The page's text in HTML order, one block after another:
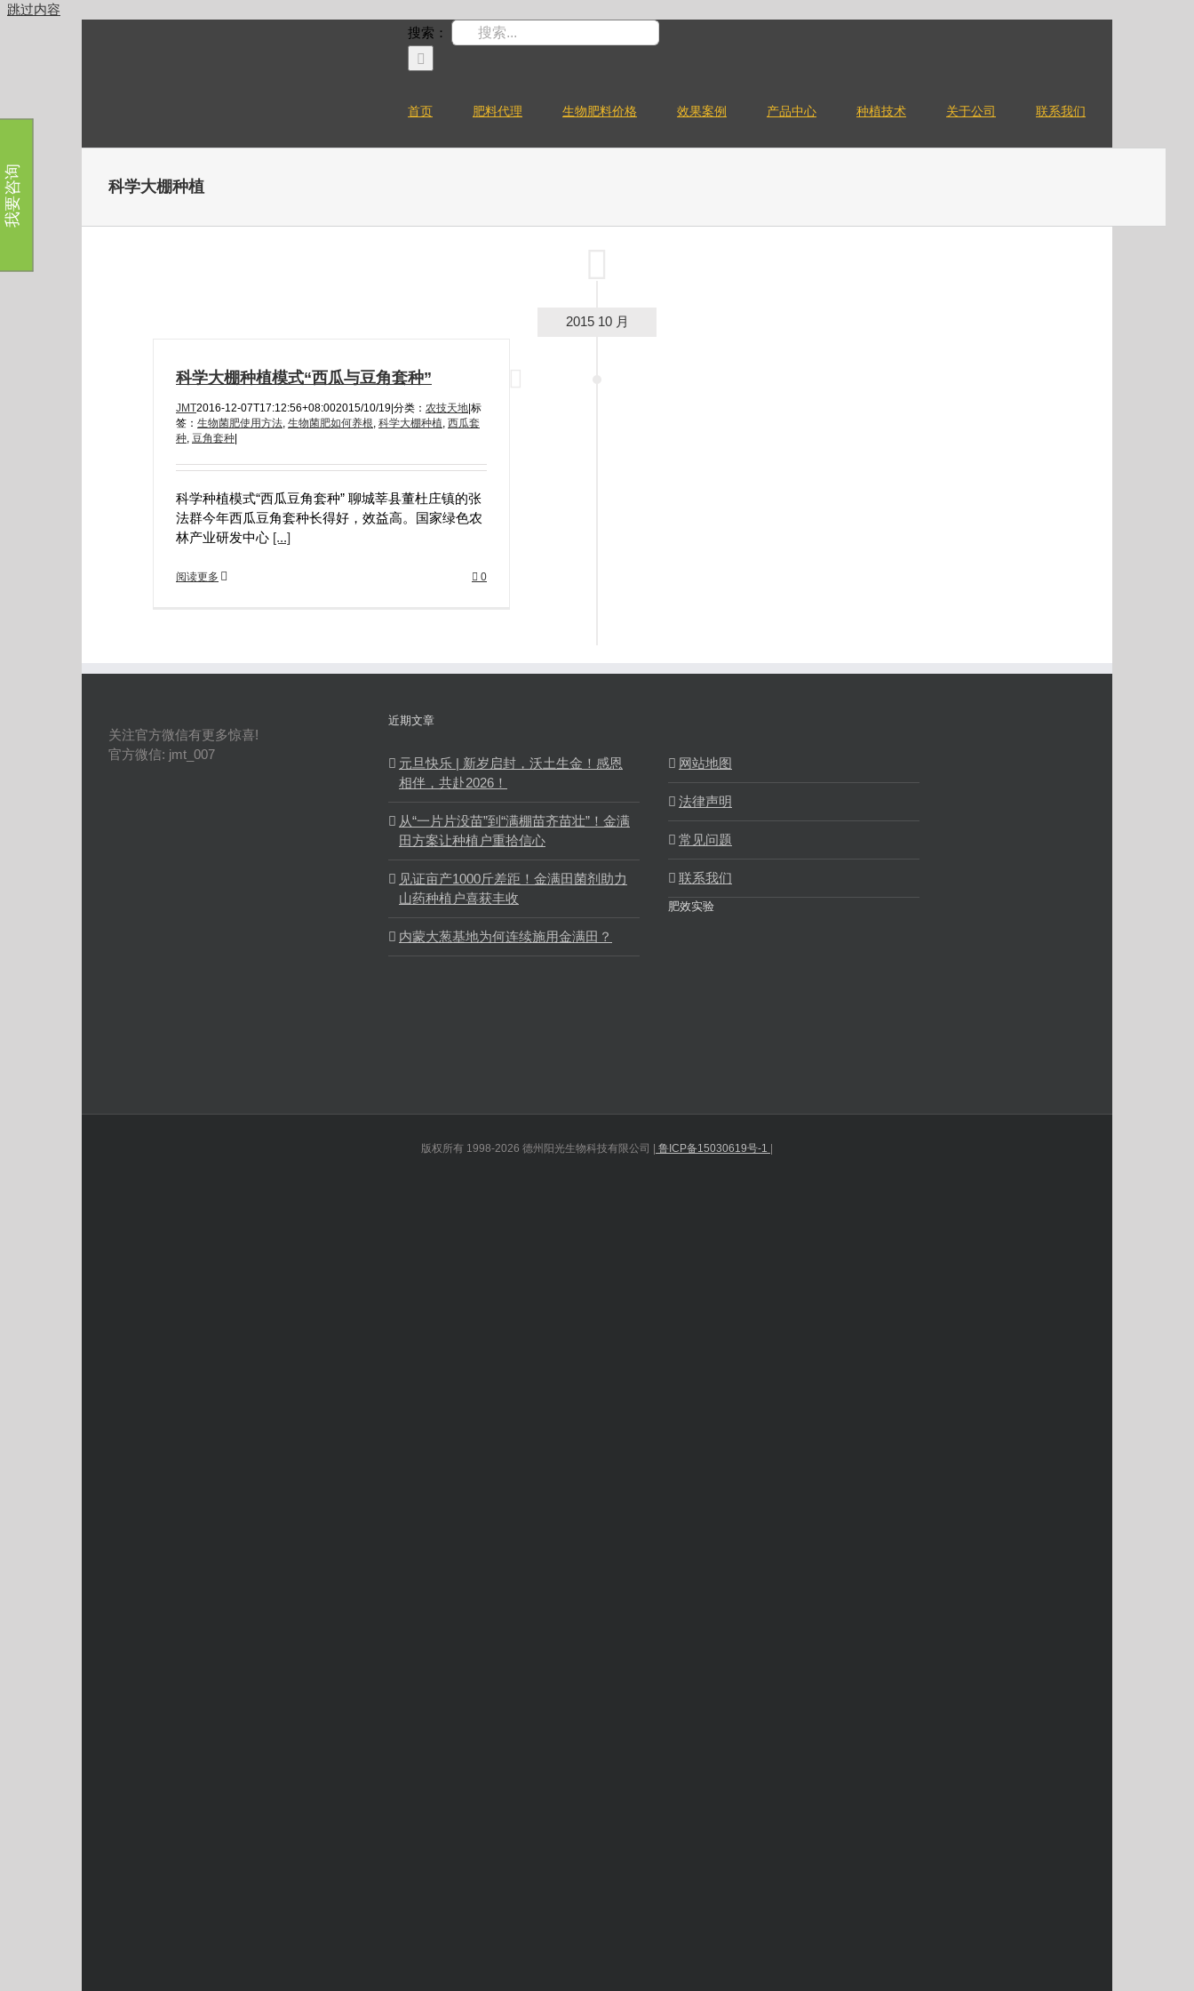
跳过内容
搜索：
首页 肥料代理 生物肥料价格 效果案例 产品中心 种植技术 关于公司 联系我们
科学大棚种植
2015 10 月
科学大棚种植模式“西瓜与豆角套种”
JMT2016-12-07T17:12:56+08:002015/10/19|分类： 农技天地|标
签： 生物菌肥使用方法 生物菌肥如何养根 科学大棚种植 西瓜套
种 豆角套种|
科学种植模式“西瓜豆角套种” 聊城莘县董杜庄镇的张
法群今年西瓜豆角套种长得好，效益高。国家绿色农
林产业研发中心 [...]
阅读更多 0
关注官方微信有更多惊喜!
官方微信: jmt_007
近期文章
元旦快乐 | 新岁启封，沃土生金！感恩
相伴，共赴2026！
从“一片片没苗”到“满棚苗齐苗壮”！金满
田方案让种植户重拾信心
见证亩产1000斤差距！金满田菌剂助力
山药种植户喜获丰收
内蒙大葱基地为何连续施用金满田？
网站地图
法律声明
常见问题
联系我们
肥效实验
版权所有 1998-2026 德州阳光生物科技有限公司 | 鲁ICP备15030619号-1 |
我要咨询